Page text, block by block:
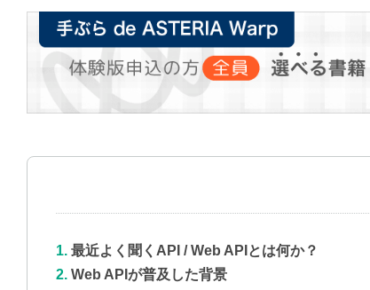
最近よく聞くAPI / Web APIとは何か？
Web APIが普及した背景